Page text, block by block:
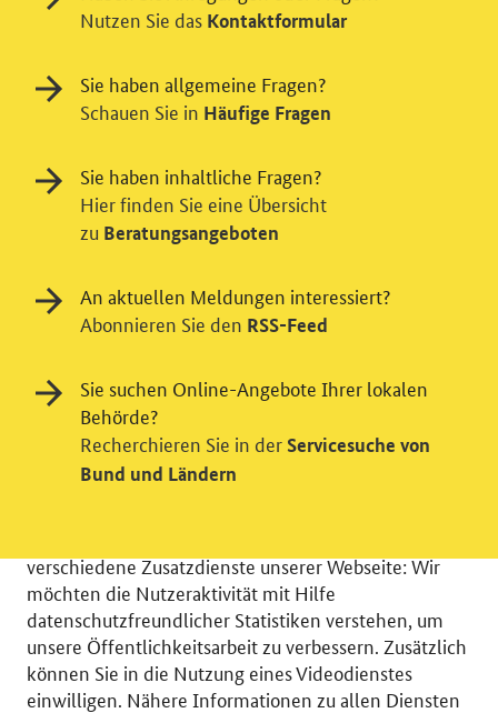
© 2026 Bundesministerium für Wirtschaft und Energie
RSS
Benutzerhinweise Inhaltsverzeichnis
Einwilligung in Tracking und / oder
verschiedene Zusatzdienste unserer Webseite: Wir
möchten die Nutzeraktivität mit Hilfe
datenschutzfreundlicher Statistiken verstehen, um
unsere Öffentlichkeitsarbeit zu verbessern. Zusätzlich
können Sie in die Nutzung eines Videodienstes
einwilligen. Nähere Informationen zu allen Diensten
Nutzen Sie das Kontaktformular
Sie haben allgemeine Fragen?
Schauen Sie in Häufige Fragen
Sie haben inhaltliche Fragen?
Hier finden Sie eine Übersicht
zu Beratungsangeboten
An aktuellen Meldungen interessiert?
Abonnieren Sie den RSS-Feed
Sie suchen Online-Angebote Ihrer lokalen
Behörde?
Recherchieren Sie in der Servicesuche von
Bund und Ländern